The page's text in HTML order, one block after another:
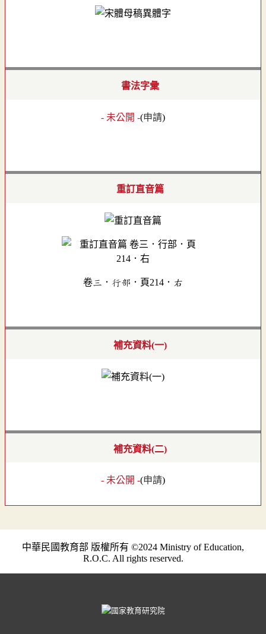
書法字彙
- 未公開 -(申請)
重訂直音篇
卷三．行部．頁214．右
補充資料(一)
補充資料(二)
- 未公開 -(申請)
中華民國教育部 版權所有 ©2024 Ministry of Education,
R.O.C. All rights reserved.